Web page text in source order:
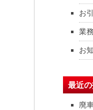
お
業
お
最近
廃